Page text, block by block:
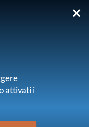
✕
attivati i